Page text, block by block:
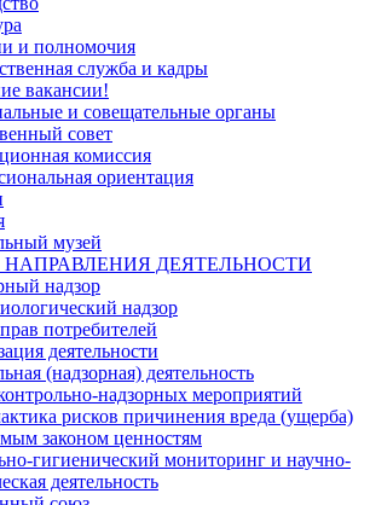
и полномочия
служба и кадры
вакансии!
и совещательные органы
совет
комиссия
ориентация
музей
ДЕЯТЕЛЬНОСТИ
надзор
надзор
потребителей
деятельности
(надзорная) деятельность
надзорных мероприятий
рисков причинения вреда (ущерба)
законом ценностям
гигиенический мониторинг и научно-
деятельность